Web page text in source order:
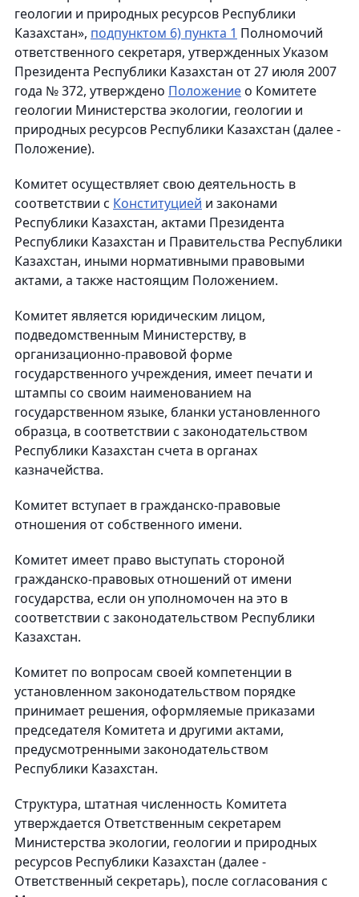
геологии и природных ресурсов Республики
Казахстан», подпунктом 6) пункта 1 Полномочий
ответственного секретаря, утвержденных Указом
Президента Республики Казахстан от 27 июля 2007
года № 372, утверждено Положениео Комитете
геологии Министерства экологии, геологии и
природных ресурсов Республики Казахстан (далее -
Положение).
Комитет осуществляет свою деятельность в
соответствии с Конституцией и законами
Республики Казахстан, актами Президента
Республики Казахстан и Правительства Республики
Казахстан, иными нормативными правовыми
актами, а также настоящим Положением.
Комитет является юридическим лицом,
подведомственным Министерству, в
организационно-правовой форме
государственного учреждения, имеет печати и
штампы со своим наименованием на
государственном языке, бланки установленного
образца, в соответствии с законодательством
Республики Казахстан счета в органах
казначейства.
Комитет вступает в гражданско-правовые
отношения от собственного имени.
Комитет имеет право выступать стороной
гражданско-правовых отношений от имени
государства, если он уполномочен на это в
соответствии с законодательством Республики
Казахстан.
Комитет по вопросам своей компетенции в
установленном законодательством порядке
принимает решения, оформляемые приказами
председателя Комитета и другими актами,
предусмотренными законодательством
Республики Казахстан.
Структура, штатная численность Комитета
утверждается Ответственным секретарем
Министерства экологии, геологии и природных
ресурсов Республики Казахстан (далее -
Ответственный секретарь), после согласования с